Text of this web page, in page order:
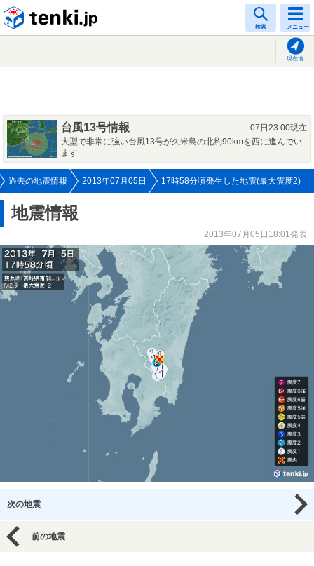
検索 メニュー
現在地
台風13号情報
07日23:00現在
大型で非常に強い台風13号が久米島の北約90kmを西に進んでい
ます
過去の地震情報 2013年07月05日 17時58分頃発生した地震(最大震度2)
地震情報
2013年07月05日18:01発表
次の地震
前の地震